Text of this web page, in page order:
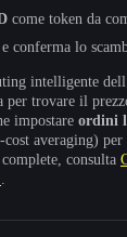
come token da
conferma lo
intelligente
per trovare il
impostare ordini
averaging)
consulta
.